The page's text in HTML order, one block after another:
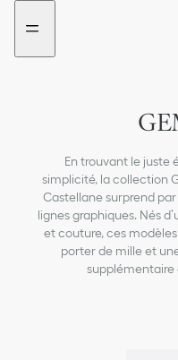
Aller
menu
Aller
contenu
En trouvant le juste
simplicité, la collection
Castellane surprend
lignes graphiques. Nés
et couture, ces
porter de mille et
supplémentaire